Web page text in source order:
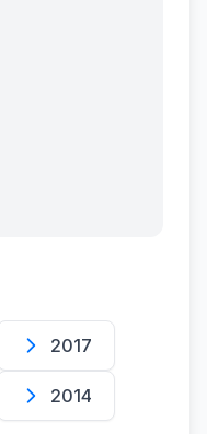
2017
2014